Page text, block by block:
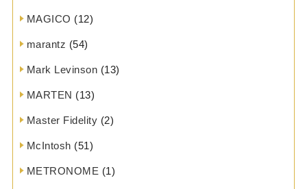
MAGICO (12)
marantz (54)
Mark Levinson (13)
MARTEN (13)
Master Fidelity (2)
McIntosh (51)
METRONOME (1)